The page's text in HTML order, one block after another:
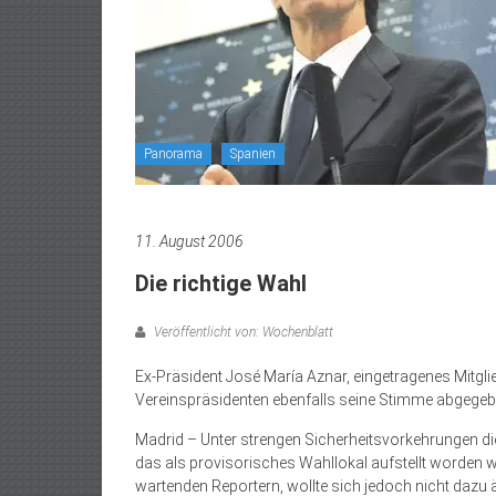
Panorama Spanien
11. August 2006
Die richtige Wahl
Veröffentlicht von: Wochenblatt
Ex-Präsident José María Aznar, eingetragenes
Vereinspräsidenten ebenfalls seine Stimme
Madrid – Unter strengen Sicherheitsvorkehrungen
das als provisorisches Wahllokal aufstellt worden
wartenden Reportern, wollte sich jedoch nicht dazu